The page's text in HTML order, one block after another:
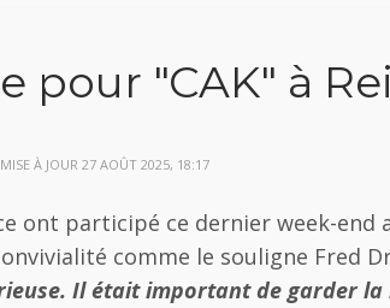
pour "CAK" à
MISE À JOUR 27 AOÛT 2025, 18:17
ont participé ce dernier week-end
comme le souligne Fred
Il était important de garder